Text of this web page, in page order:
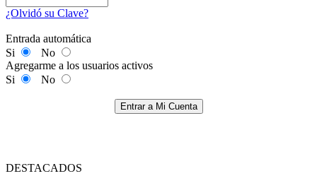
¿Olvidó su Clave?
Entrada automática
Si
No
Agregarme a los usuarios activos
Si
No
Entrar a Mi Cuenta
DESTACADOS